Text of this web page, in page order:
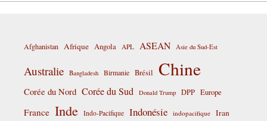
Afghanistan Afrique Angola APL ASEAN Asie du Sud-Est
Australie Bangladesh Birmanie Brésil Chine
Corée du Nord Corée du Sud Donald Trump DPP Europe
France Inde Indo-Pacifique Indonésie indopacifique Iran